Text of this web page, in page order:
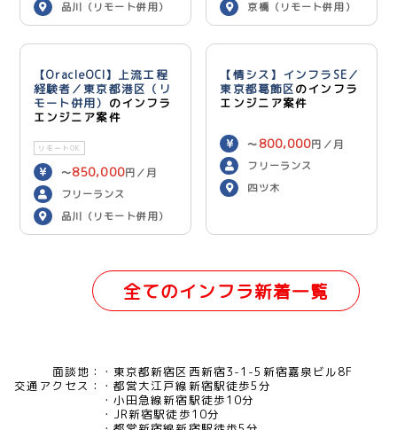
品川（リモート併用）
京橋（リモート併用）
【OracleOCI】上流工程
経験者／東京都港区（リ
モート併用） のインフラ
エンジニア案件
リモートOK
〜850,000円／月
フリーランス
品川（リモート併用）
【情シス】インフラSE／
東京都葛飾区のインフラ
エンジニア案件
〜 800,000円／月
フリーランス
四ツ木
全てのインフラ新着一覧
面談地：
東京都新宿区西新宿3-1-5新宿嘉泉ビル8F
交通アクセス：
都営大江戸線新宿駅徒歩5分
小田急線新宿駅徒歩10分
JR新宿駅徒歩10分